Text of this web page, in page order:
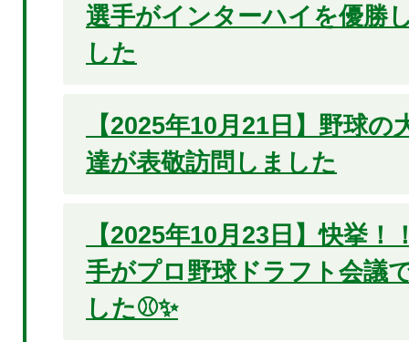
選手がインターハイを優勝
した
【2025年10月21日】野球
達が表敬訪問しました
【2025年10月23日】快挙！
手がプロ野球ドラフト会議
した⚾✨